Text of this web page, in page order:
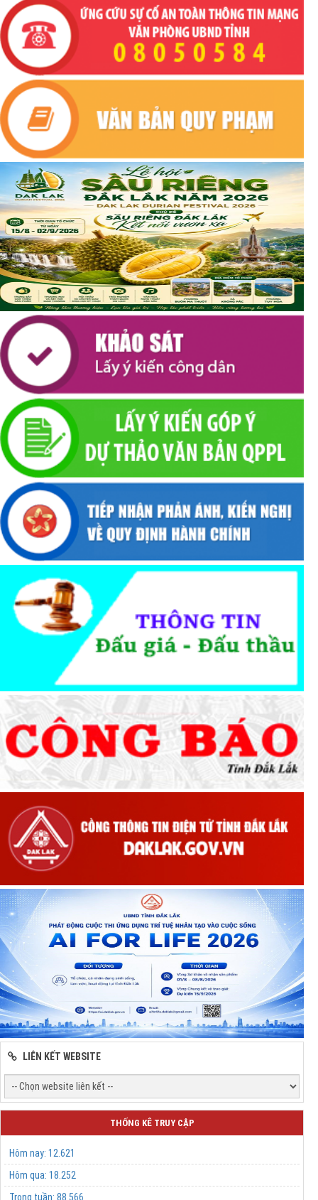
LIÊN KẾT WEBSITE
THỐNG KÊ TRUY CẬP
Hôm nay: 12.621
Hôm qua: 18.252
Trong tuần: 88.566